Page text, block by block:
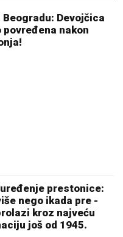
sve! Janakopulos